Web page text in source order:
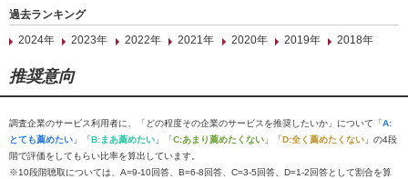
過去ランキング
2024年
2023年 2022年 2021年 2020年 2019年 2018年
推奨意向
調査企業のサービス利用者に、「どの程度その企業のサービスを推奨したいか」について「A:
とても薦めたい 」「B:まあ薦めたい 」「C:あまり薦めたくない 」「D:全く薦めたくない 」の4段
階で評価をしてもらい比率を算出しています。
※10段階聴取については、A=9-10回答、B=6-8回答、C=3-5回答、D=1-2回答として割合を算